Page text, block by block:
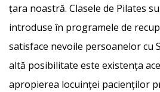
țara noastră. Clasele de Pilates
introduse în programele de
satisface nevoile persoanelor cu
altă posibilitate este existența
apropierea locuinței pacienților